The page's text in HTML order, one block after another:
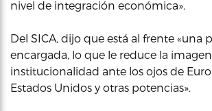
nivel de integración económica».
Del SICA, dijo que está al frente «una
encargada, lo que le reduce la
institucionalidad ante los ojos de
Estados Unidos y otras potencias».